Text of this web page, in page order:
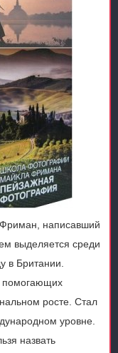
написавший
выделяется среди
в Британии.
помогающих
росте. Стал
уровне.
назвать